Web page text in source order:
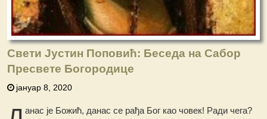
Свети Јустин Поповић: Беседа на Сабор
Пресвете Богородице
јануар 8, 2020
анас је Божић, данас се рађа Бог као човек! Ради чега?